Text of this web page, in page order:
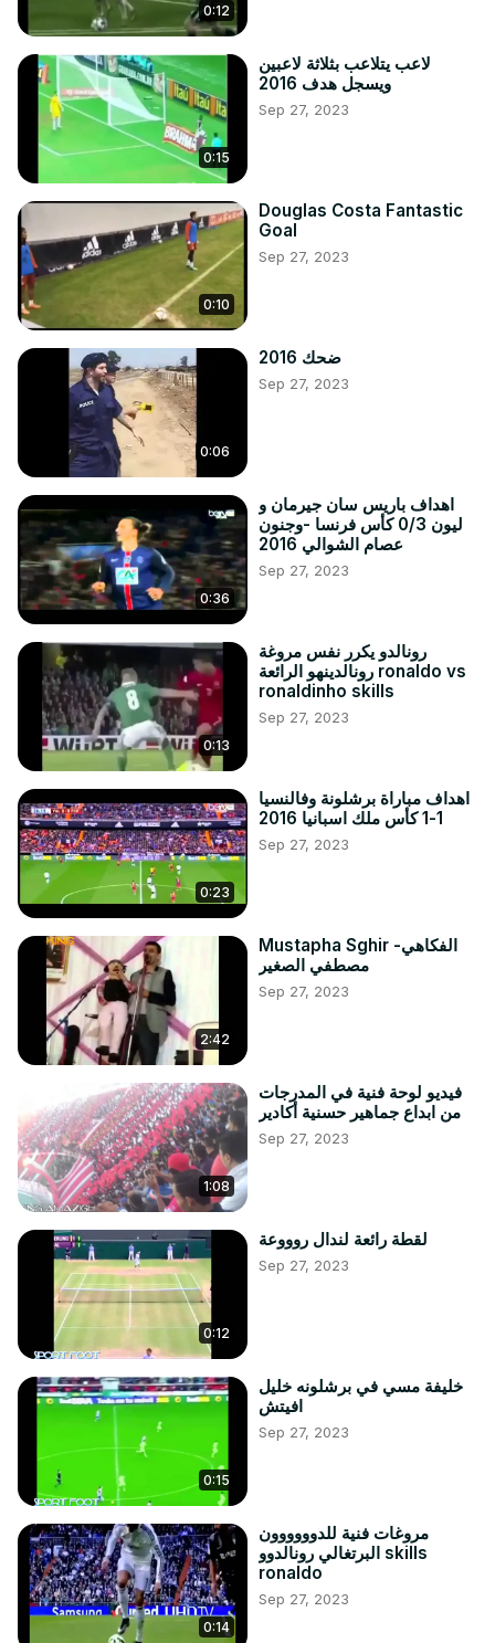
0:12
0:15
لاعب يتلاعب بثلاثة لاعبين
ويسجل هدف 2016
Sep 27, 2023
0:10
Douglas Costa Fantastic
Goal
Sep 27, 2023
0:06
ضحك 2016
Sep 27, 2023
0:36
اهداف باريس سان جيرمان و
ليون 0/3 كأس فرنسا -وجنون
عصام الشوالي 2016
Sep 27, 2023
0:13
رونالدو يكرر نفس مروغة
رونالدينهو الرائعة ronaldo vs
ronaldinho skills
Sep 27, 2023
0:23
اهداف مباراة برشلونة وفالنسيا
1-1 كأس ملك اسبانيا 2016
Sep 27, 2023
2:42
Mustapha Sghir -الفكاهي
مصطفي الصغير
Sep 27, 2023
1:08
فيديو لوحة فنية في المدرجات
من ابداع جماهير حسنية أكادير
Sep 27, 2023
0:12
لقطة رائعة لندال روووعة
Sep 27, 2023
0:15
خليفة مسي في برشلونه خليل
افيتش
Sep 27, 2023
0:14
مروغات فنية للدوووووون
البرتغالي رونالدوو skills
ronaldo
Sep 27, 2023